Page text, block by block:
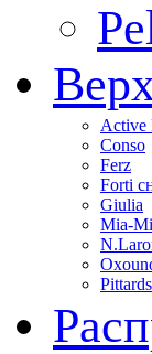
Active
Conso
Ferz
Forti
Giulia
Mia-
Pittards